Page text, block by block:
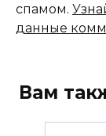
спамом.
данные
Вам